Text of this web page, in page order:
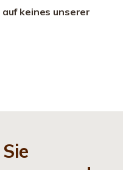
keines unserer